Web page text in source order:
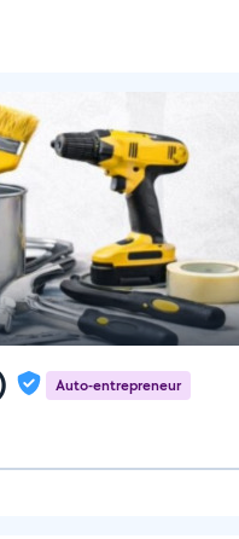
Auto-entrepreneur